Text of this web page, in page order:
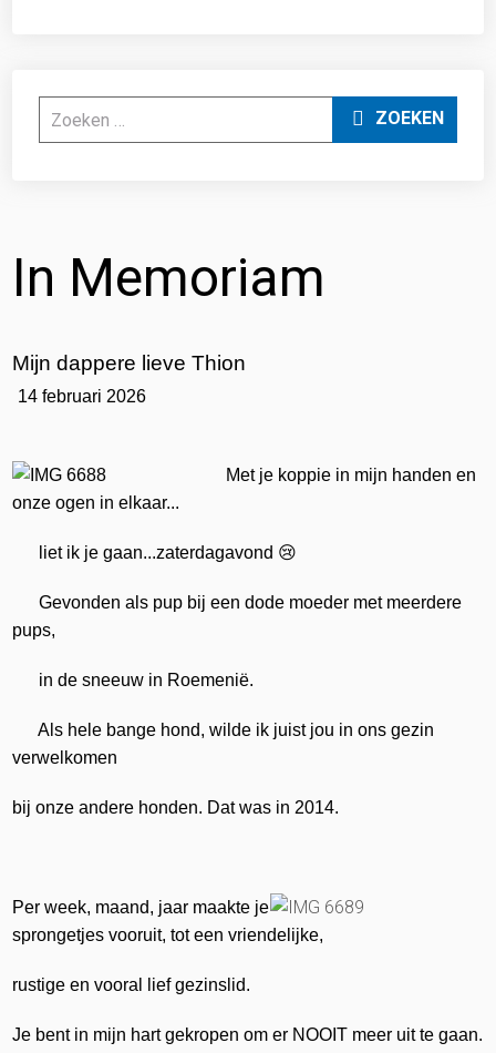
Zoeken ZOEKEN
In Memoriam
Mijn dappere lieve Thion
14 februari 2026
Met je koppie in mijn handen en
onze ogen in elkaar...
liet ik je gaan...zaterdagavond 😢
Gevonden als pup bij een dode moeder met meerdere
pups,
in de sneeuw in Roemenië.
Als hele bange hond, wilde ik juist jou in ons gezin
verwelkomen
bij onze andere honden. Dat was in 2014.
Per week, maand, jaar maakte je
sprongetjes vooruit, tot een vriendelijke,
rustige envooral lief gezinslid.
Je bent in mijn hart gekropen om er NOOIT meer uit te gaan.